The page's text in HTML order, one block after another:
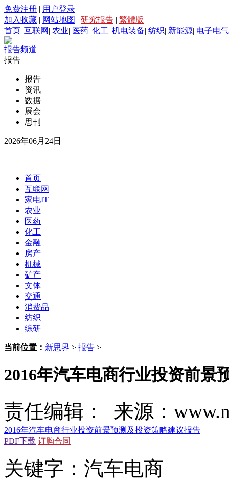
免费注册 | 用户登录
加入收藏 | 网站地图 | 研究报告 | 繁體版
首页| 互联网 | 农业| 医药| 化工| 机电装备| 纺织| 新能源| 电子电气
报告频道
报告
报告
资讯
数据
展会
思刊
2026年06月24日
首页
互联网
家电IT
农业
医药
化工
金融
房产
机械
矿产
文体
交通
消费品
纺织
综研
当前位置： 新思界 > 报告 >
2016年汽车电商行业投资前景
责任编辑： 来源：
2016年汽车电商行业投资前景预测及投资策略建议报告
PDF下载 订购合同
关键字：汽车电商